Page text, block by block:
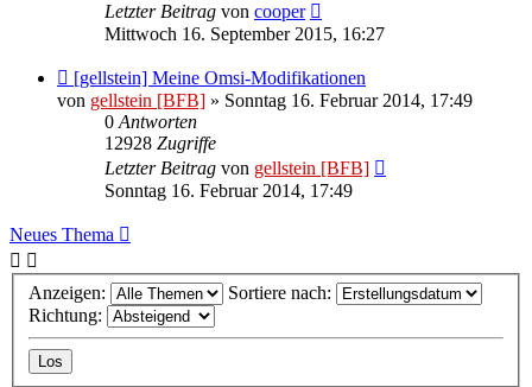
Letzter Beitrag von cooper
Mittwoch 16. September 2015, 16:27
[gellstein] Meine Omsi-Modifikationen
von gellstein [BFB] » Sonntag 16. Februar 2014, 17:49
0Antworten
12928 Zugriffe
Letzter Beitrag von gellstein [BFB]
Sonntag 16. Februar 2014, 17:49
Neues Thema
Anzeigen:
Sortiere nach:
Richtung: